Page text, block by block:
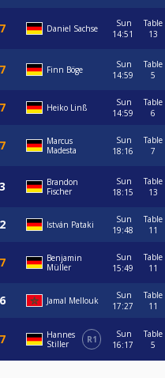
Daniel Sachse
Sun
14:51
Table
13
Finn Böge
Sun
14:59
Table
5
Heiko Linß
Sun
14:59
Table
6
Marcus
Madesta
Sun
18:16
Table
7
Brandon
Fischer
Sun
18:15
Table
13
István Pataki
Sun
19:48
Table
11
Benjamin
Müller
Sun
15:49
Table
11
Jamal Mellouk
Sun
17:27
Table
11
Hannes
Stiller
R1
Sun
16:17
Table
5